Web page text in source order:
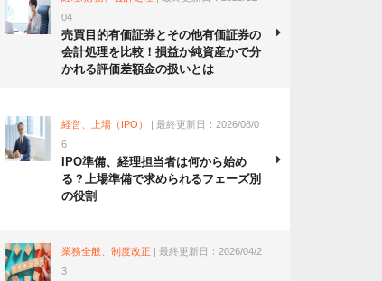
04
売買目的有価証券とその他有価証券の
会計処理を比較！損益か純資産かで分
かれる評価差額金の扱いとは
経営、上場（IPO）
| 最終更新日：2026/08/0
6
IPO準備、経理担当者は何から始め
る？上場準備で求められるフェーズ別
の役割
業務全般、制度改正 | 最終更新日：2026/04/2
3